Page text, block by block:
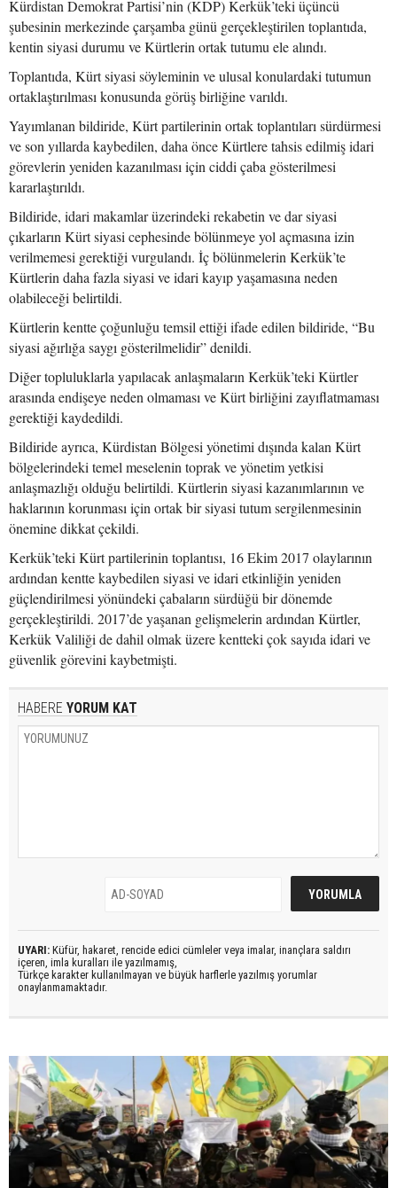
Kürdistan Demokrat Partisi’nin (KDP) Kerkük’teki üçüncü
şubesinin merkezinde çarşamba günü gerçekleştirilen toplantıda,
kentin siyasi durumu ve Kürtlerin ortak tutumu ele alındı.
Toplantıda, Kürt siyasi söyleminin ve ulusal konulardaki tutumun
ortaklaştırılması konusunda görüş birliğine varıldı.
Yayımlanan bildiride, Kürt partilerinin ortak toplantıları sürdürmesi
ve son yıllarda kaybedilen, daha önce Kürtlere tahsis edilmiş idari
görevlerin yeniden kazanılması için ciddi çaba gösterilmesi
kararlaştırıldı.
Bildiride, idari makamlar üzerindeki rekabetin ve dar siyasi
çıkarların Kürt siyasi cephesinde bölünmeye yol açmasına izin
verilmemesi gerektiği vurgulandı. İç bölünmelerin Kerkük’te
Kürtlerin daha fazla siyasi ve idari kayıp yaşamasına neden
olabileceği belirtildi.
Kürtlerin kentte çoğunluğu temsil ettiği ifade edilen bildiride, “Bu
siyasi ağırlığa saygı gösterilmelidir” denildi.
Diğer topluluklarla yapılacak anlaşmaların Kerkük’teki Kürtler
arasında endişeye neden olmaması ve Kürt birliğini zayıflatmaması
gerektiği kaydedildi.
Bildiride ayrıca, Kürdistan Bölgesi yönetimi dışında kalan Kürt
bölgelerindeki temel meselenin toprak ve yönetim yetkisi
anlaşmazlığı olduğu belirtildi. Kürtlerin siyasi kazanımlarının ve
haklarının korunması için ortak bir siyasi tutum sergilenmesinin
önemine dikkat çekildi.
Kerkük’teki Kürt partilerinin toplantısı, 16 Ekim 2017 olaylarının
ardından kentte kaybedilen siyasi ve idari etkinliğin yeniden
güçlendirilmesi yönündeki çabaların sürdüğü bir dönemde
gerçekleştirildi. 2017’de yaşanan gelişmelerin ardından Kürtler,
Kerkük Valiliği de dahil olmak üzere kentteki çok sayıda idari ve
güvenlik görevini kaybetmişti.
HABERE YORUM KAT
UYARI: Küfür, hakaret, rencide edici cümleler veya imalar, inançlara saldırı
içeren, imla kuralları ile yazılmamış,
Türkçe karakter kullanılmayan ve büyük harflerle yazılmış yorumlar
onaylanmamaktadır.